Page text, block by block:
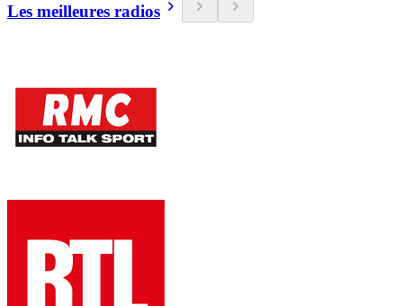
Les meilleures radios